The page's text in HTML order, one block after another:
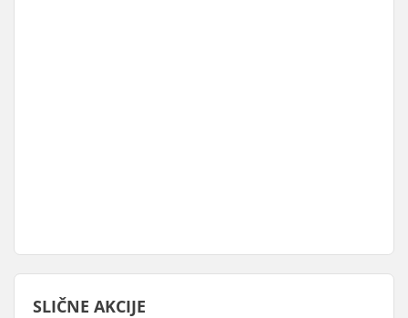
SLIČNE AKCIJE